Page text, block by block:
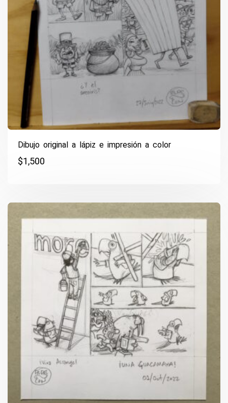
Dibujo original a lápiz e impresión a color
$1,500